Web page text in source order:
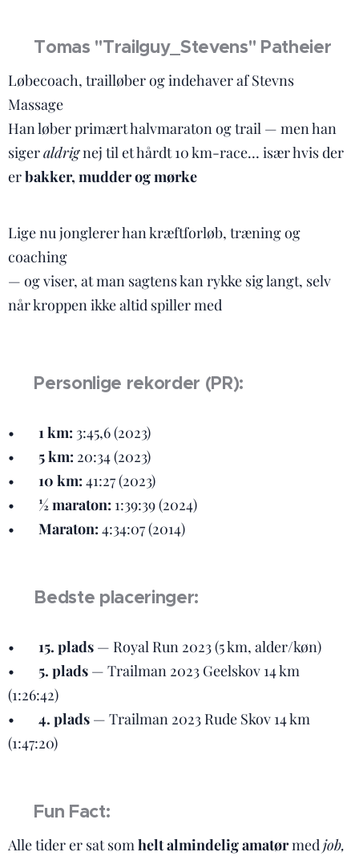
🎽 Tomas "Trailguy_Stevens" Patheier
Løbecoach, trailløber og indehaver af Stevns
Massage 🏔️💆‍♂️
Han løber primært halvmaraton og trail — men han
sigeraldrignej til et hårdt 10 km-race… især hvis der
erbakker, mudder og mørke
Lige nu jonglerer han kræftforløb, træning og
coaching 💉🏃‍♂️📈
— og viser, at man sagtens kan rykke sig langt, selv
når kroppen ikke altid spiller med 💪🔥
🏆 Personlige rekorder (PR):
• ⚡ 1 km: 3:45,6 (2023)
• 🏃‍♂️ 5 km: 20:34 (2023)
• 💨 10 km: 41:27 (2023)
• 🏔️ ½ maraton: 1:39:39 (2024)
• 🥾 Maraton: 4:34:07 (2014)
🥇 Bedste placeringer:
• 👑 15. plads — Royal Run 2023 (5 km, alder/køn)
• 🥇 5. plads — Trailman 2023 Geelskov 14 km
(1:26:42)
• 🥈 4. plads — Trailman 2023 Rude Skov 14 km
(1:47:20)
💬 Fun Fact:
Alle tider er sat somhelt almindelig amatørmedjob,